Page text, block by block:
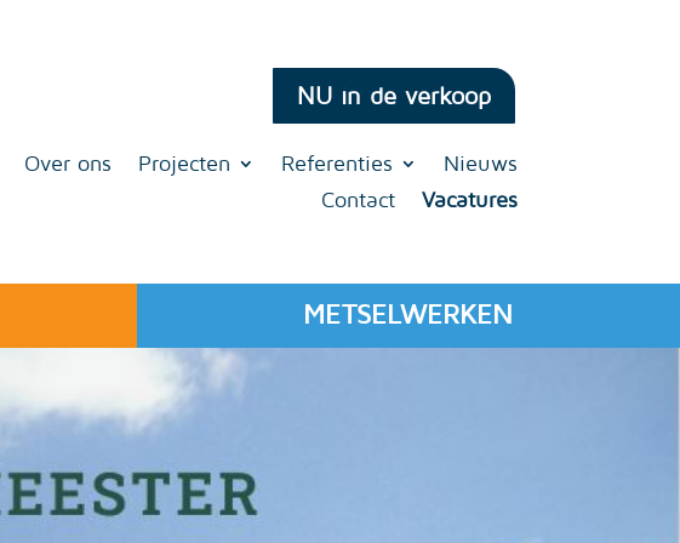
NU in de verkoop
Over ons Projecten Referenties
Nieuws
Contact
Vacatures
METSELWERKEN